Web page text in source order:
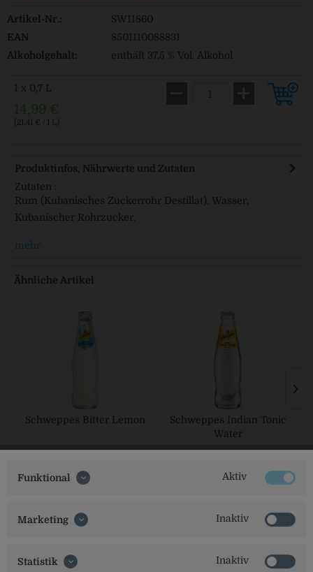
Artikel-Nr.:
SW11860
EAN
8501110088831
Alkoholgehalt:
enthält 37,5 % Vol. Alkohol
1 x 0,7 L
14,99 €
(21,41 € / 1 L)
Produktinfos, Nährwerte und Zutaten
Zutaten :
Rum (Kubanisches Zuckerrohr Destillat), Wasser,
Kubanischer Rohrzucker.
mehr
Ähnliche Artikel
Schweppes Bitter Lemon
Schweppes Indian Tonic
Water
Funktional Aktiv
Marketing Inaktiv
Statistik Inaktiv